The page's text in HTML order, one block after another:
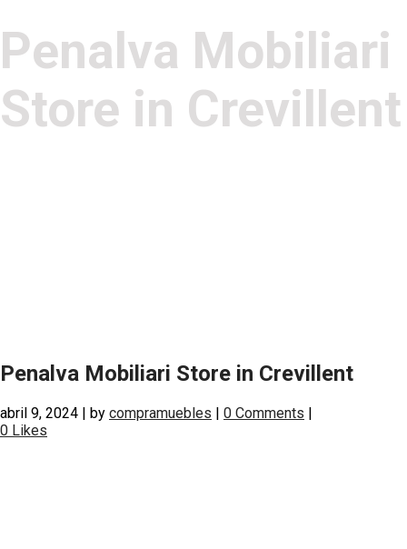
Penalva Mobiliari
Store in Crevillent
Penalva Mobiliari Store in Crevillent
abril 9, 2024 | by compramuebles | 0 Comments |
0 Likes